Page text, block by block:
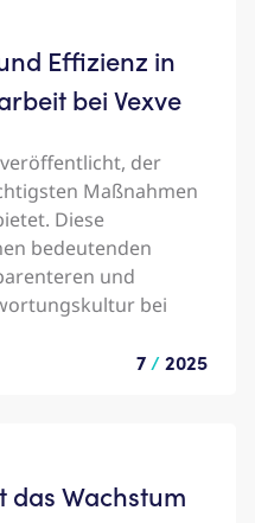
Effizienz in
bei Vexve
der
Maßnahmen
Diese
bedeutenden
und
bei
7 /2025
das Wachstum